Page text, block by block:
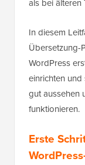
als bei älteren
In diesem
Übersetzung-
WordPress
einrichten
gut aussehen
funktionieren.
Erste